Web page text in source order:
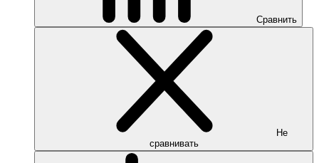
Сравнить
Не
сравнивать